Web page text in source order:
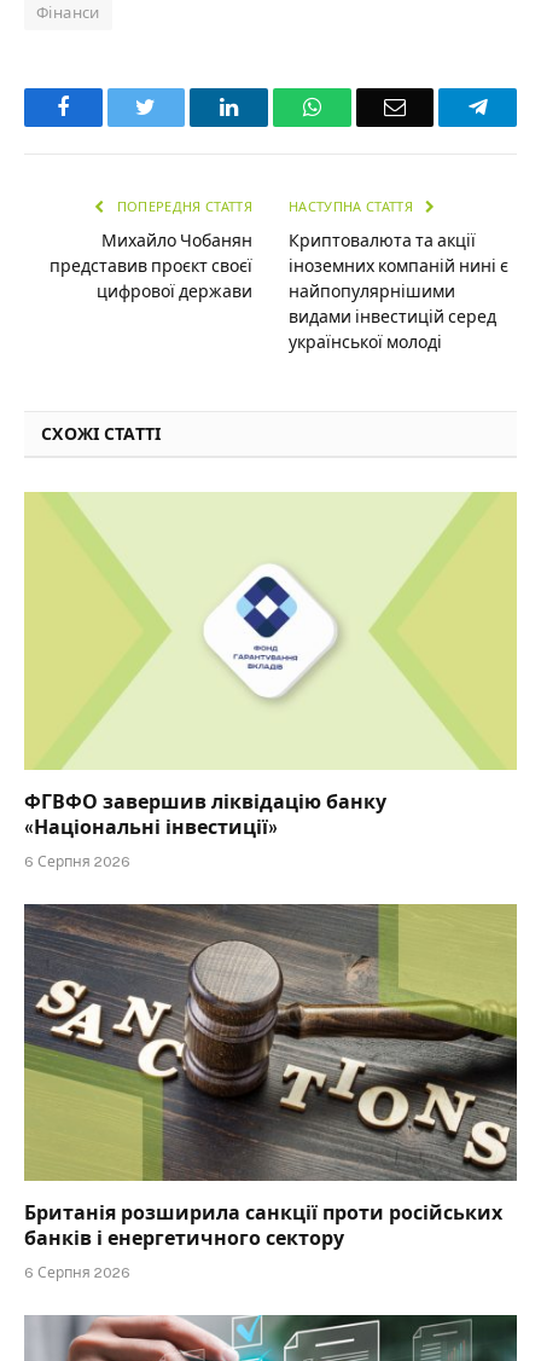
Фінанси
Facebook LinkedInWhatsAppEmail
ПОПЕРЕДНЯ СТАТТЯ
Михайло Чобанян
представив проєкт своєї
цифрової держави
НАСТУПНА СТАТТЯ
Криптовалюта та акції
іноземних компаній нині є
найпопулярнішими
видами інвестицій серед
української молоді
СХОЖІ СТАТТІ
ФГВФО завершив ліквідацію банку
«Національні інвестиції»
6 Серпня 2026
Британія розширила санкції проти російських
банків і енергетичного сектору
6 Серпня 2026